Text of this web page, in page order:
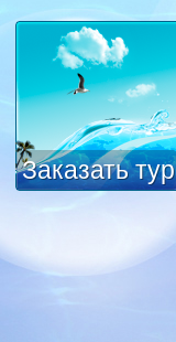
Заказать тур